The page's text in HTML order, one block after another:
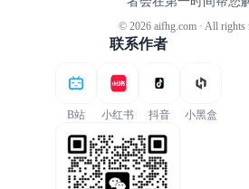
© 2026 aifhg.com · All rights
联系作者
B站 小红书 抖音 小黑盒